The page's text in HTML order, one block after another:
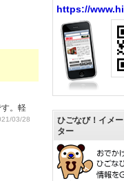
。軽
03/28
https://
ひごなび！イメ
ター